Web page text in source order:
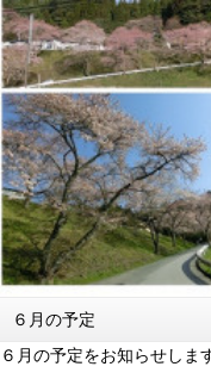
６月の予定
６月の予定をお知らせしま